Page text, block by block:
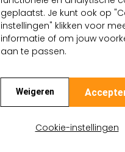
geplaatst. Je kunt ook op
instellingen" klikken voor
informatie of om jouw
aan te passen.
Weigeren
Cookie-instellingen